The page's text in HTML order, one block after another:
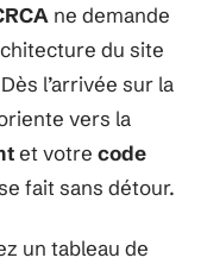
ne demande
du site
l’arrivée sur la
vers la
et votre code
fait sans détour.
un tableau de